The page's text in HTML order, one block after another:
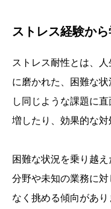
ストレス経験から
ストレス耐性とは、
に磨かれた、困難な
し同じような課題に
増したり、効果的な対
困難な状況を乗り越
分野や未知の業務に
なく挑める傾向があ